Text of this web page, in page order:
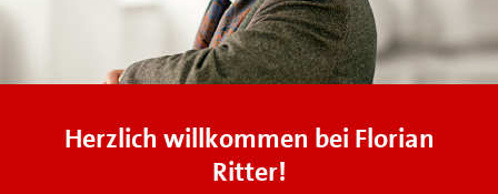
Herzlich willkommen bei Florian
Ritter!